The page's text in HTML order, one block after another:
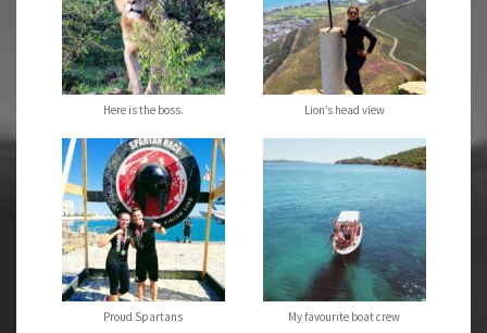
Here is the boss. Lion’s head view
Proud Spartans My favourite boat crew